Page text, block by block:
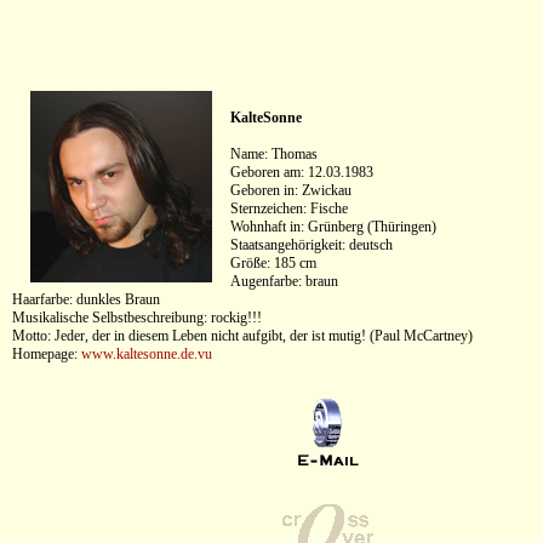
KalteSonne
Name: Thomas
Geboren am: 12.03.1983
Geboren in: Zwickau
Sternzeichen: Fische
Wohnhaft in: Grünberg (Thüringen)
Staatsangehörigkeit: deutsch
Größe: 185 cm
Augenfarbe: braun
Haarfarbe: dunkles Braun
Musikalische Selbstbeschreibung: rockig!!!
Motto: Jeder, der in diesem Leben nicht aufgibt, der ist mutig! (Paul McCartney)
Homepage: www.kaltesonne.de.vu